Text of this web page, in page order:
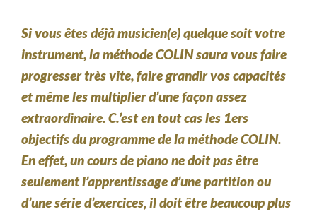
Si vous êtes déjà musicien(e) quelque soit votre
instrument, la méthode COLIN saura vous faire
progresser très vite, faire grandir vos capacités
et même les multiplier d’une façon assez
extraordinaire. C.’est en tout cas les 1ers
objectifs du programme de la méthode COLIN.
En effet, un cours de piano ne doit pas être
seulement l’apprentissage d’une partition ou
d’une série d’exercices, il doit être beaucoup plus